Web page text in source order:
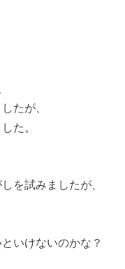
たが、
た。
を試みましたが、
いけないのかな？